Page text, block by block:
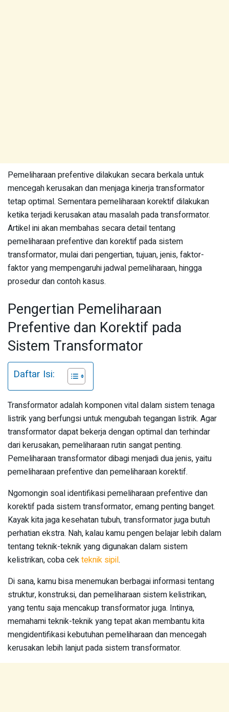
Pemeliharaan prefentive dilakukan secara berkala untuk
mencegah kerusakan dan menjaga kinerja transformator
tetap optimal. Sementara pemeliharaan korektif dilakukan
ketika terjadi kerusakan atau masalah pada transformator.
Artikel ini akan membahas secara detail tentang
pemeliharaan prefentive dan korektif pada sistem
transformator, mulai dari pengertian, tujuan, jenis, faktor-
faktor yang mempengaruhi jadwal pemeliharaan, hingga
prosedur dan contoh kasus.
Pengertian Pemeliharaan
Prefentive dan Korektif pada
Sistem Transformator
Daftar Isi:
Transformator adalah komponen vital dalam sistem tenaga
listrik yang berfungsi untuk mengubah tegangan listrik. Agar
transformator dapat bekerja dengan optimal dan terhindar
dari kerusakan, pemeliharaan rutin sangat penting.
Pemeliharaan transformator dibagi menjadi dua jenis, yaitu
pemeliharaan prefentive dan pemeliharaan korektif.
Ngomongin soal identifikasi pemeliharaan prefentive dan
korektif pada sistem transformator, emang penting banget.
Kayak kita jaga kesehatan tubuh, transformator juga butuh
perhatian ekstra. Nah, kalau kamu pengen belajar lebih dalam
tentang teknik-teknik yang digunakan dalam sistem
kelistrikan, coba cekteknik sipil.
Di sana, kamu bisa menemukan berbagai informasi tentang
struktur, konstruksi, dan pemeliharaan sistem kelistrikan,
yang tentu saja mencakup transformator juga. Intinya,
memahami teknik-teknik yang tepat akan membantu kita
mengidentifikasi kebutuhan pemeliharaan dan mencegah
kerusakan lebih lanjut pada sistem transformator.